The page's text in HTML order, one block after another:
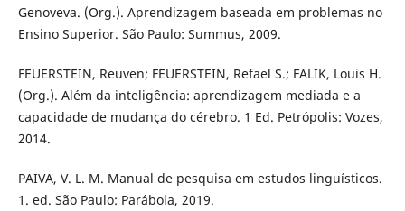
Genoveva. (Org.). Aprendizagem baseada em problemas no
Ensino Superior. São Paulo: Summus, 2009.
FEUERSTEIN, Reuven; FEUERSTEIN, Refael S.; FALIK, Louis H.
(Org.). Além da inteligência: aprendizagem mediada e a
capacidade de mudança do cérebro. 1 Ed. Petrópolis: Vozes,
2014.
PAIVA, V. L. M. Manual de pesquisa em estudos linguísticos.
1. ed. São Paulo: Parábola, 2019.